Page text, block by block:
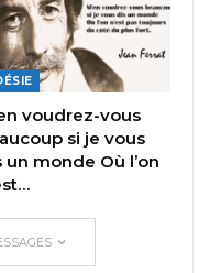
voudrez-vous
si je vous
un monde Où l’on